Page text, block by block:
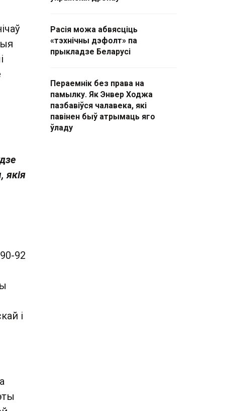
якія
92
і
Расія можа абвясціць
«тэхнічны дэфолт» па
прыкладзе Беларусі
Пераемнік без права на
памылку. Як Энвер Ходжа
пазбавіўся чалавека, які
павінен быў атрымаць яго
ўладу